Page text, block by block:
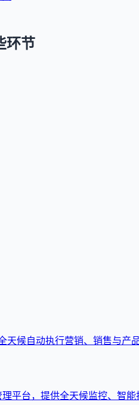
环节
候自动执行营销、销售与产
平台，提供全天候监控、智能